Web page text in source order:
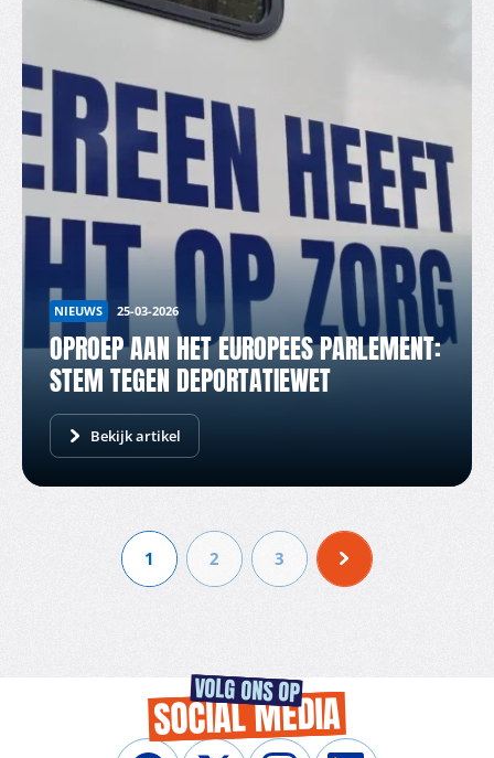
NIEUWS 25-03-2026
OPROEP AAN HET EUROPEES PARLEMENT:
STEM TEGEN DEPORTATIEWET
Bekijk artikel
1 2 3
VOLG ONS OP
SOCIAL MEDIA